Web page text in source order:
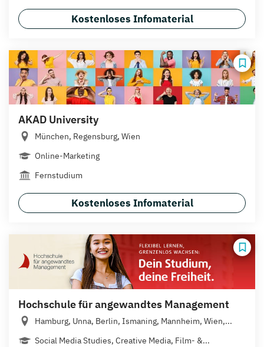
Kostenloses Infomaterial
AKAD University
München, Regensburg, Wien
Online-Marketing
Fernstudium
Kostenloses Infomaterial
Hochschule für angewandtes Management
Hamburg, Unna, Berlin, Ismaning, Mannheim, Wien,...
Social Media Studies, Creative Media, Film- &...